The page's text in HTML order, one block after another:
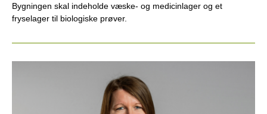
Bygningen skal indeholde væske- og medicinlager og et
fryselager til biologiske prøver.